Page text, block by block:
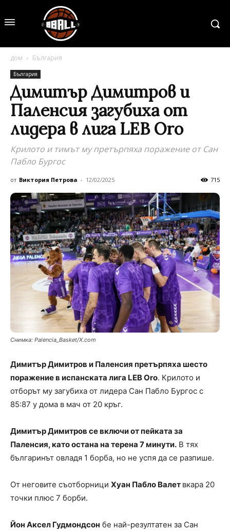
дом България
България
Димитър Димитров и
Паленсия загубиха от
лидера в лига LEB Oro
Крилото и тимът му претърпяха поражение от Сан
Пабло Бургос
от Виктория Петрова - 12/02/2025 715
Снимка: Palencia_Basket/X.com
Димитър Димитров и Паленсия претърпяха шесто
поражение в испанската лига LEB Oro. Крилото и
отборът му загубиха от лидера Сан Пабло Бургос с
85:87 у дома в мач от 20 кръг.
Димитър Димитров се включи от пейката за
Паленсия, като остана на терена 7 минути. В тях
българинът овладя 1 борба, но не успя да се разпише.
От неговите съотборници Хуан Пабло Валет вкара 20
точки плюс 7 борби.
Йон Аксел Гудмондсон бе най-резултатен за Сан